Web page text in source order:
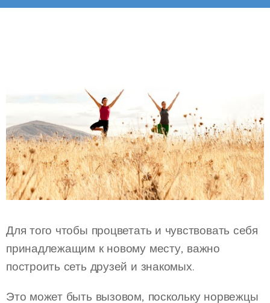
Для того чтобы процветать и чувствовать себя
принадлежащим к новому месту, важно
построить сеть друзей и знакомых.
Это может быть вызовом, поскольку норвежцы